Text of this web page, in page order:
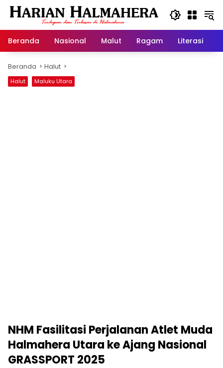
Langsung
Beranda
Nasional Malut Ragam Literasi
Beranda Halut
Halut Maluku Utara
NHM Fasilitasi Perjalanan Atlet Muda
Halmahera Utara ke Ajang Nasional
GRASSPORT 2025